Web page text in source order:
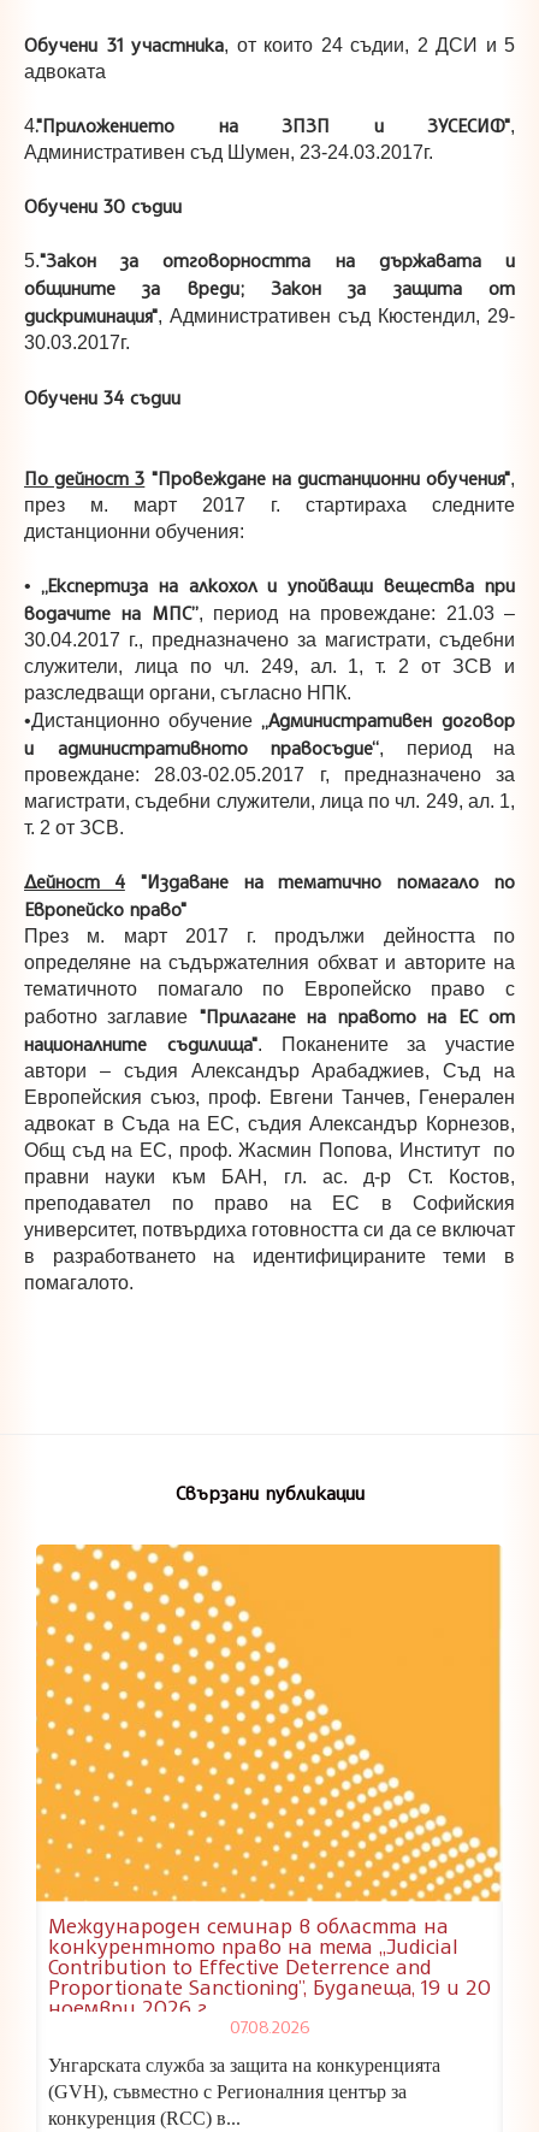
Обучени 31 участника, от които 24 съдии, 2 ДСИ и 5
адвоката
4."Приложението на ЗПЗП и ЗУСЕСИФ",
Административен съд Шумен, 23-24.03.2017г.
Обучени 30 съдии
5."Закон за отговорността на държавата и
общините за вреди; Закон за защита от
дискриминация", Административен съд Кюстендил, 29-
30.03.2017г.
Обучени 34 съдии
По дейност 3 "Провеждане на дистанционни обучения",
през м. март 2017 г. стартираха следните
дистанционни обучения:
• „Експертиза на алкохол и упойващи вещества при
водачите на МПС”, период на провеждане: 21.03 –
30.04.2017 г., предназначено за магистрати, съдебни
служители, лица по чл. 249, ал. 1, т. 2 от ЗСВ и
разследващи органи, съгласно НПК.
•Дистанционно обучение „Административен договор
и административното правосъдие“, период на
провеждане: 28.03-02.05.2017 г, предназначено за
магистрати, съдебни служители, лица по чл. 249, ал. 1,
т. 2 от ЗСВ.
Дейност 4"Издаване на тематично помагало по
Европейско право"
През м. март 2017 г. продължи дейността по
определяне на съдържателния обхват и авторите на
тематичното помагало по Европейско право с
работно заглавие "Прилагане на правото на ЕС от
националните съдилища". Поканените за участие
автори – съдия Александър Арабаджиев, Съд на
Европейския съюз, проф. Евгени Танчев, Генерален
адвокат в Съда на ЕС, съдия Александър Корнезов,
Общ съд на ЕС, проф. Жасмин Попова, Институт по
правни науки към БАН, гл. ас. д-р Ст. Костов,
преподавател по право на ЕС в Софийския
университет, потвърдиха готовността си да се включат
в разработването на идентифицираните теми в
помагалото.
Свързани публикации
Международен семинар в областта на
конкурентното право на тема „Judicial
Contribution to Effective Deterrence and
Proportionate Sanctioning”, Будапеща, 19 и 20
ноември 2026 г.
07.08.2026
Унгарската служба за защита на конкуренцията
(GVH), съвместно с Регионалния център за
конкуренция (RCC) в...